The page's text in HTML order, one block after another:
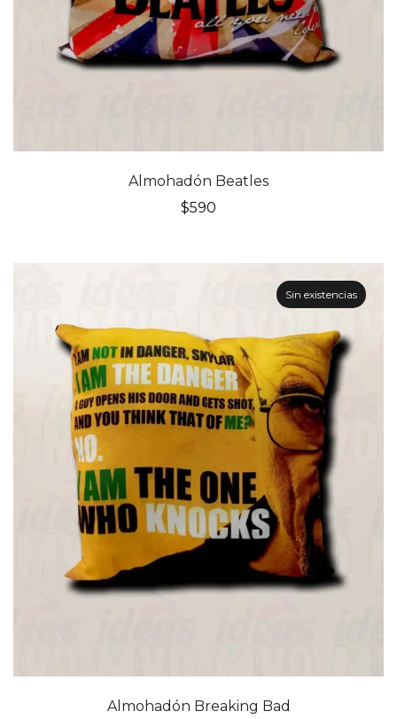
Almohadón Beatles
$590
Sin existencias
Almohadón Breaking Bad